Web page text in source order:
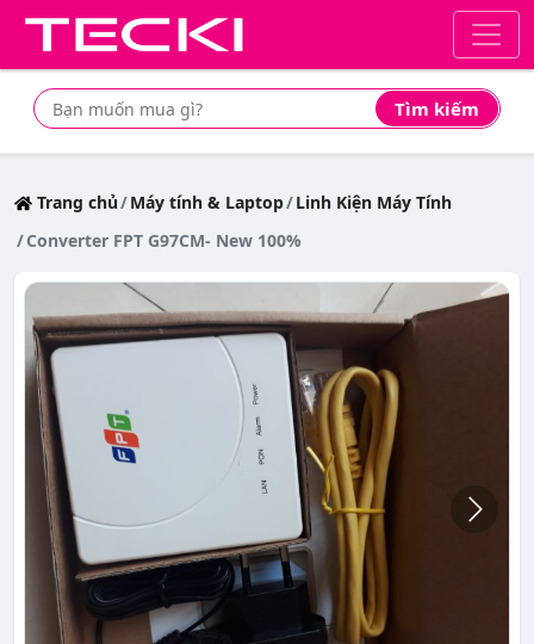
Tìm kiếm
Tìm mua sản phẩm giá rẻ nhất
Trang chủ Máy tính & Laptop Linh Kiện Máy Tính
Converter FPT G97CM- New 100%